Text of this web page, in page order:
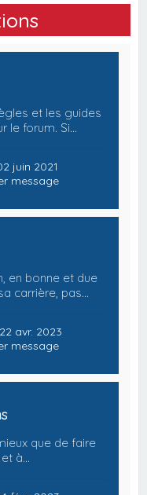
r
et les guides
le forum. Si…
juin 2021
message
en bonne et due
carrière, pas…
avr. 2023
message
que de faire
à…